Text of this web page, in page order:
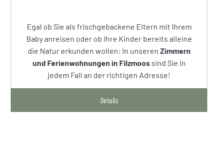
Egal ob Sie als frischgebackene Eltern mit Ihrem
Baby anreisen oder ob Ihre Kinder bereits alleine
die Natur erkunden wollen: In unseren Zimmern
und Ferienwohnungen in Filzmoossind Sie in
jedem Fall an der richtigen Adresse!
Details